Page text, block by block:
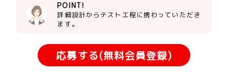
POINT!
詳細設計からテスト工程に携わっていただき
ます。
応募する(無料会員登録)